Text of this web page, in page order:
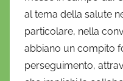
al tema della salute
particolare, nella
abbiano un compito
perseguimento,